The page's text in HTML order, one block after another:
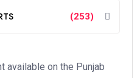
(253)
available on the Punjab